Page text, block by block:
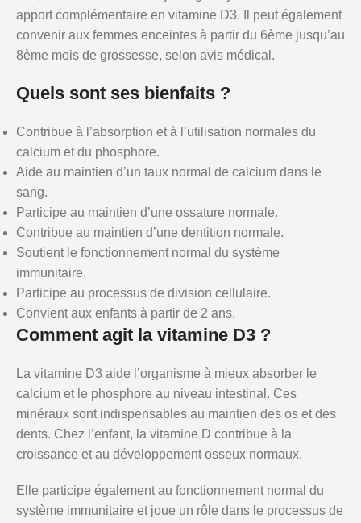
apport complémentaire en vitamine D3. Il peut également
convenir aux femmes enceintes à partir du 6ème jusqu’au
8ème mois de grossesse, selon avis médical.
Quels sont ses bienfaits ?
Contribue à l’absorption et à l’utilisation normales du
calcium et du phosphore.
Aide au maintien d’un taux normal de calcium dans le
sang.
Participe au maintien d’une ossature normale.
Contribue au maintien d’une dentition normale.
Soutient le fonctionnement normal du système
immunitaire.
Participe au processus de division cellulaire.
Convient aux enfants à partir de 2 ans.
Comment agit la vitamine D3 ?
La vitamine D3 aide l’organisme à mieux absorber le
calcium et le phosphore au niveau intestinal. Ces
minéraux sont indispensables au maintien des os et des
dents. Chez l’enfant, la vitamine D contribue à la
croissance et au développement osseux normaux.
Elle participe également au fonctionnement normal du
système immunitaire et joue un rôle dans le processus de